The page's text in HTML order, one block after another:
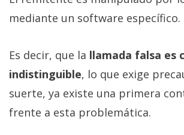
mediante un software específico.
Es decir, que la llamada falsa es
indistinguible, lo que exige
suerte, ya existe una primera
frente a esta problemática.